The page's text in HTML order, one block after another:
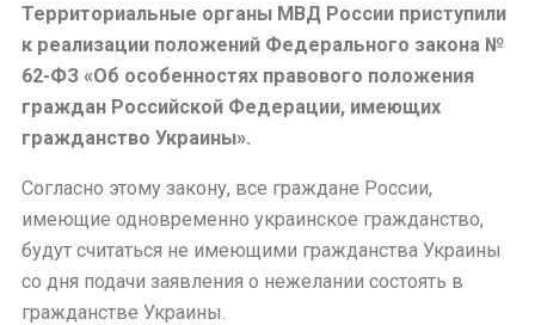
Территориальные органы МВД России приступили
к реализации положений Федерального закона №
62-ФЗ «Об особенностях правового положения
граждан Российской Федерации, имеющих
гражданство Украины».
Согласно этому закону, все граждане России,
имеющие одновременно украинское гражданство,
будут считаться не имеющими гражданства Украины
со дня подачи заявления о нежелании состоять в
гражданстве Украины.